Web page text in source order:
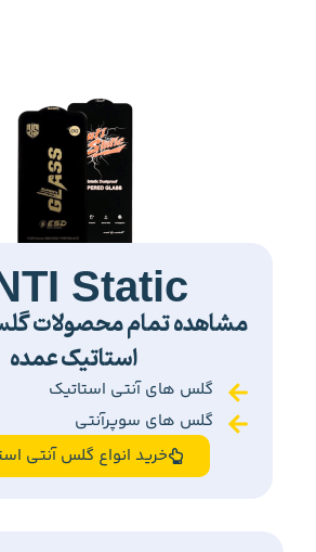
Static
مشاهده تمام محصولات
استاتیک عمده
گلس های آنتی استاتیک
گلس های سوپرآنتی
خرید انواع گلس آنتی